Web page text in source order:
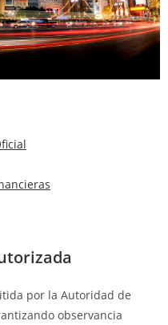
por la Autoridad de
observancia